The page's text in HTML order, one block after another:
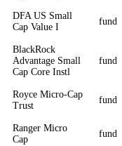
DFA US Small
Cap Value I
fund
BlackRock
Advantage Small
Cap Core Instl
fund
Royce Micro-Cap
Trust
fund
Ranger Micro
Cap
fund